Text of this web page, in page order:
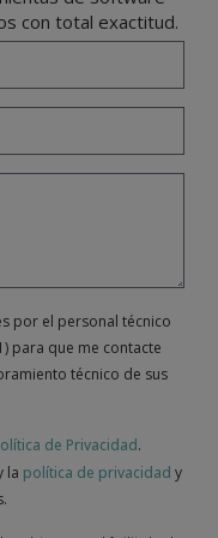
con total exactitud.
por el personal técnico
para que me contacte
técnico de sus
de Privacidad.
la política de privacidad y